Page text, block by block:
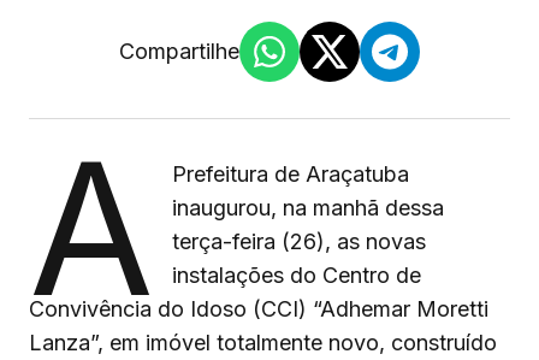
Compartilhe
A
Prefeitura de Araçatuba
inaugurou, na manhã dessa
terça-feira (26), as novas
instalações do Centro de
Convivência do Idoso (CCI) “Adhemar Moretti
Lanza”, em imóvel totalmente novo, construído